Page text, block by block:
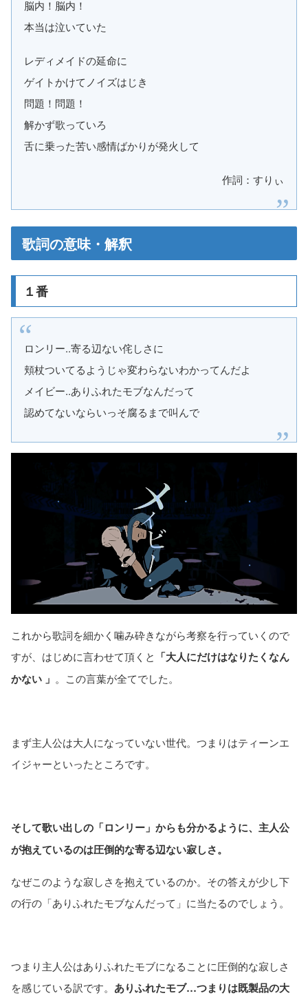
脳内！脳内！
本当は泣いていた
レディメイドの延命に
ゲイトかけてノイズはじき
問題！問題！
解かず歌っていろ
舌に乗った苦い感情ばかりが発火して
作詞：すりぃ
歌詞の意味・解釈
１番
ロンリー..寄る辺ない侘しさに
頬杖ついてるようじゃ変わらないわかってんだよ
メイビー..ありふれたモブなんだって
認めてないならいっそ腐るまで叫んで
これから歌詞を細かく噛み砕きながら考察を行っていくので
すが、はじめに言わせて頂くと 「大人にだけはなりたくなん
かない 」 。この言葉が全てでした。
まず主人公は大人になっていない世代。つまりはティーンエ
イジャーといったところです。
そして歌い出しの「ロンリー」からも分かるように、主人公
が抱えているのは圧倒的な寄る辺ない寂しさ。
なぜこのような寂しさを抱えているのか。その答えが少し下
の行の「ありふれたモブなんだって」に当たるのでしょう。
つまり主人公はありふれたモブになることに圧倒的な寂しさ
を感じている訳です。 ありふれたモブ…つまりは既製品の大